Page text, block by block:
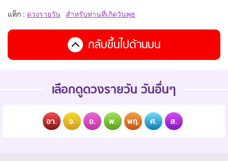
แท็ก : ดวงรายวัน สำหรับท่านที่เกิดวันพุธ
กลับขึ้นไปด้านบน
เลือกดูดวงรายวัน วันอื่นๆ
อา. จ. อ. พ. พฤ. ศ. ส.